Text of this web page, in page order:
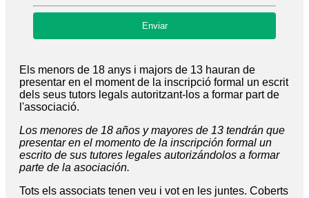
Els menors de 18 anys i majors de 13 hauran de
presentar en el moment de la inscripció formal un escrit
dels seus tutors legals autoritzant-los a formar part de
l'associació.
Los menores de 18 años y mayores de 13 tendrán que
presentar en el momento de la inscripción formal un
escrito de sus tutores legales autorizándolos a formar
parte de la asociación.
Tots els associats tenen veu i vot en les juntes. Coberts